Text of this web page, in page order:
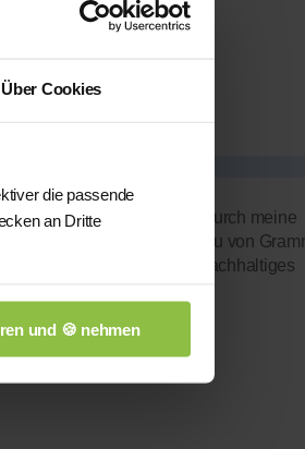
Über Cookies
die passende
an Dritte
und 🍪 nehmen
individuell angepasst. Durch meine
ich Lernende beim Aufbau von
Mein Ziel ist ein nachhaltiges